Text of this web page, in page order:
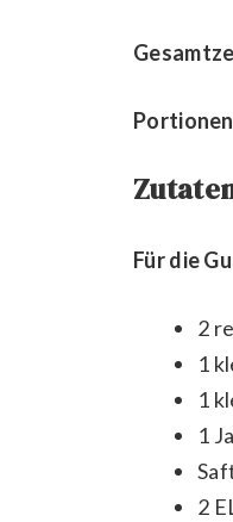
Für die
2
1
1
1
2